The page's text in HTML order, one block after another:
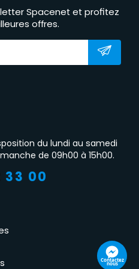
Spacenet et profitez
offres.
du lundi au samedi
de 09h00 à 15h00.
33 00
Contactez
nous